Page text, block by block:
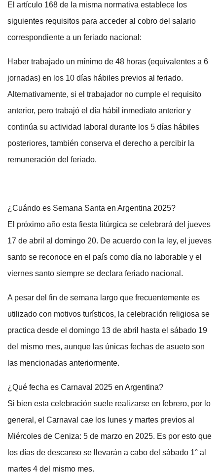
El artículo 168 de la misma normativa establece los
siguientes requisitos para acceder al cobro del salario
correspondiente a un feriado nacional:
Haber trabajado un mínimo de 48 horas (equivalentes a 6
jornadas) en los 10 días hábiles previos al feriado.
Alternativamente, si el trabajador no cumple el requisito
anterior, pero trabajó el día hábil inmediato anterior y
continúa su actividad laboral durante los 5 días hábiles
posteriores, también conserva el derecho a percibir la
remuneración del feriado.
¿Cuándo es Semana Santa en Argentina 2025?
El próximo año esta fiesta litúrgica se celebrará del jueves
17 de abril al domingo 20. De acuerdo con la ley, el jueves
santo se reconoce en el país como día no laborable y el
viernes santo siempre se declara feriado nacional.
A pesar del fin de semana largo que frecuentemente es
utilizado con motivos turísticos, la celebración religiosa se
practica desde el domingo 13 de abril hasta el sábado 19
del mismo mes, aunque las únicas fechas de asueto son
las mencionadas anteriormente.
¿Qué fecha es Carnaval 2025 en Argentina?
Si bien esta celebración suele realizarse en febrero, por lo
general, el Carnaval cae los lunes y martes previos al
Miércoles de Ceniza: 5 de marzo en 2025. Es por esto que
los días de descanso se llevarán a cabo del sábado 1° al
martes 4 del mismo mes.